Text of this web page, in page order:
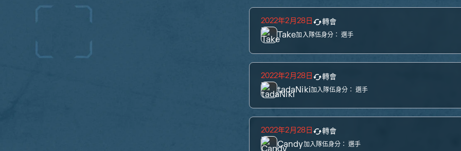
2022年2月28日 轉會
Take加入隊伍身分： 選手
2022年2月28日 轉會
tadaNiki加入隊伍身分： 選手
2022年2月28日 轉會
Candy加入隊伍身分： 選手